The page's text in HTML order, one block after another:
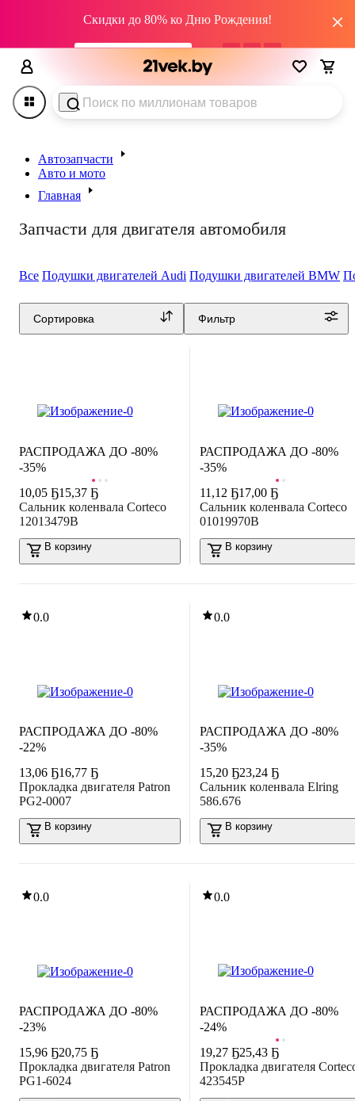
Скидки до 80% ко Дню Рождения!
промокод HAPPY22 01дн 04:09:12
Автозапчасти
Авто и мото
Главная
Запчасти для двигателя автомобиля
Все Подушки двигателей Audi Подушки двигателей BMW
Сортировка Фильтр
0.0
-35%
РАСПРОДАЖА ДО -80%
10,05 Ҕ15,37 Ҕ
Сальник коленвала Corteco
12013479B
В корзину
0.0
-35%
РАСПРОДАЖА ДО -80%
11 ,12 Ҕ17,00 Ҕ
Сальник коленвала Corteco
01019970B
В корзину
0.0
-22%
РАСПРОДАЖА ДО -80%
13,06 Ҕ16,77 Ҕ
Прокладка двигателя Patron
PG2-0007
В корзину
0.0
-35%
РАСПРОДАЖА ДО -80%
15,20 Ҕ23,24 Ҕ
Сальник коленвала Elring
586.676
В корзину
0.0
-23%
РАСПРОДАЖА ДО -80%
15,96 Ҕ20,75 Ҕ
Прокладка двигателя Patron
PG1-6024
0.0
-24%
РАСПРОДАЖА ДО -80%
19,27 Ҕ25,43 Ҕ
Прокладка двигателя
423545P